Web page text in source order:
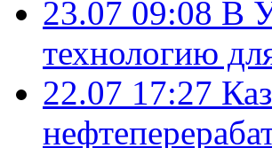
23.07 09:08 В
технологию
22.07 17:27